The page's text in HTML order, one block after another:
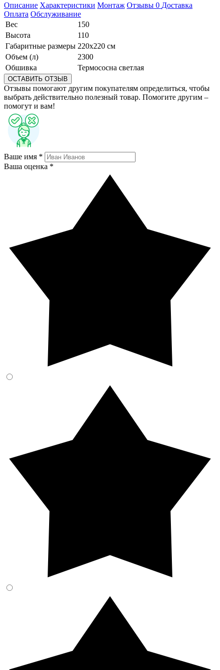
Описание Характеристики Монтаж Отзывы 0 Доставка
Оплата Обслуживание
Вес
150
Высота
110
Габаритные размеры 220х220 см
Объем (л)
2300
Обшивка
Термососна светлая
ОСТАВИТЬ ОТЗЫВ
Отзывы помогают другим покупателям определиться, чтобы
выбрать действительно полезный товар. Помогите другим –
помогут и вам!
Ваше имя *
Ваша оценка *